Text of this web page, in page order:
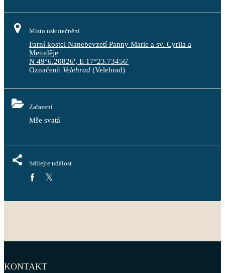
Místo uskutečnění
Farní kostel Nanebevzetí Panny Marie a sv. Cyrila a
Metoděje
N 49°6.20826', E 17°23.73456'
Označení: Velehrad (Velehrad)
Zařazení
Mše svatá
Sdílejte událost
KONTAKT